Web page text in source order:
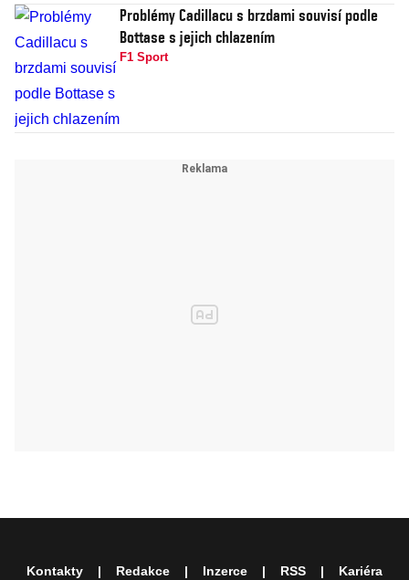
Problémy Cadillacu s brzdami souvisí podle
Bottase s jejich chlazením
F1 Sport
Kontakty Redakce Inzerce RSS Kariéra